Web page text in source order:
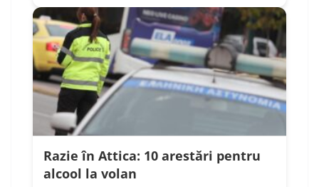
Razie în Attica: 10 arestări pentru
alcool la volan